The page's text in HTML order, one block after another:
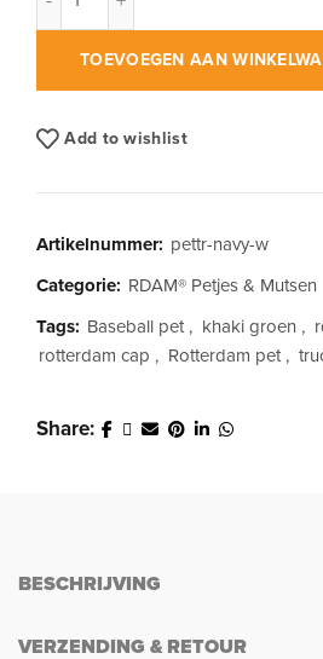
TOEVOEGEN AAN
Add to wishlist
Artikelnummer: pettr-navy-w
Categorie: RDAM® Petjes & Mutsen
Tags: Baseball pet , khaki groen ,
rotterdam cap , Rotterdam pet ,
Share
BESCHRIJVING
VERZENDING & RETOUR